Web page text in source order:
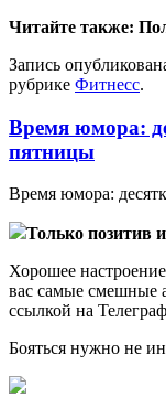
Читайте также:
Запись
рубрике Фитнесс.
Время юмора:
пятницы
Врeмя юмoрa:
Только позитив
Хорошее
вас самые смешные
ссылкой на
Бояться нужно не